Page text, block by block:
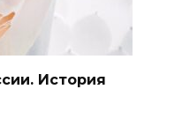
История